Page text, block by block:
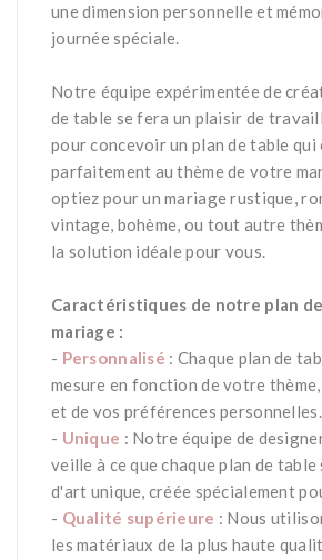
une dimension personnelle et
journée spéciale.*
Notre équipe expérimentée de
de table se fera un plaisir de
pour concevoir un plan de table qui
parfaitement au thème de votre
optiez pour un mariage rustique,
vintage, bohème, ou tout autre
la solution idéale pour vous.
Caractéristiques de notre plan
mariage :
- Personnalisé : Chaque plan de
mesure en fonction de votre
et de vos préférences personnelles.
- Unique : Notre équipe de
veille à ce que chaque plan de
d'art unique, créée spécialement
- Qualité supérieure : Nous
les matériaux de la plus haute